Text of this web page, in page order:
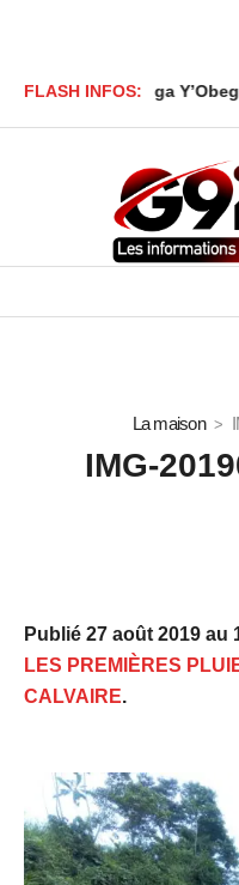
FLASH INFOS:
Akbar Onanga Y’Obegue
La maison
IMG-
Publié 27 août 2019 au
LES PREMIÈRES
CALVAIRE.